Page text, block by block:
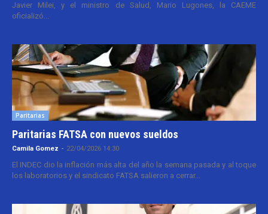
Javier Milei, y el ministro de Salud, Mario Lugones, la CAEME
oficializó...
Paritarias
Paritarias FATSA con nuevos sueldos
Camila Gomez - 22/04/2026 14:30
El INDEC dio la inflación más alta del año la semana pasada y al toque
los laboratorios y el sindicato FATSA salieron a cerrar...